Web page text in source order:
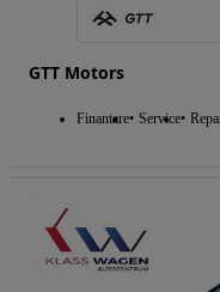
GTT Motors
Finantare Service